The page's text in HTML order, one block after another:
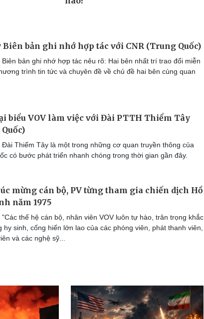
Biên bản ghi nhớ hợp tác với CNR (Trung Quốc)
Biên bản ghi nhớ hợp tác nêu rõ: Hai bên nhất trí trao đổi miễn
trình tin tức và chuyên đề về chủ đề hai bên cùng quan
biểu VOV làm việc với Đài PTTH Thiểm Tây
Đài Thiểm Tây là một trong những cơ quan truyền thông của
có bước phát triển nhanh chóng trong thời gian gần đây.
mừng cán bộ, PV từng tham gia chiến dịch Hồ
năm 1975
"Các thế hệ cán bộ, nhân viên VOV luôn tự hào, trân trọng khắc
hy sinh, cống hiến lớn lao của các phóng viên, phát thanh viên,
và các nghệ sỹ...